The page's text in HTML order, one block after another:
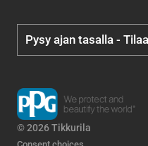
Pysy ajan tasalla -
© 2026 Tikkurila